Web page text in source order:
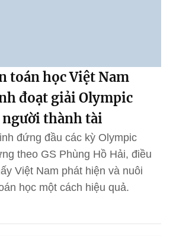
toán học Việt Nam
đoạt giải Olympic
thành tài
đứng đầu các kỳ Olympic
theo GS Phùng Hồ Hải, điều
Việt Nam phát hiện và nuôi
học một cách hiệu quả.